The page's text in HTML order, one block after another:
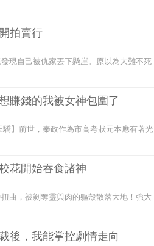
拍賣行
現自己被仇家丟下懸崖。原以為大難不死
賺錢的我被女神包圍了
驕】前世，秦政作為市高考狀元本應有著光
花開始吞食諸神
曲，被剝奪靈與肉的軀殼散落大地！強大
後，我能掌控劇情走向